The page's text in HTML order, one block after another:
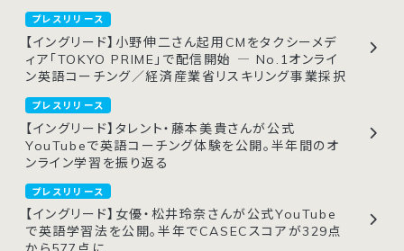
プレスリリース
【イングリード】小野伸二さん起用CMをタクシーメデ
ィア「TOKYO PRIME」で配信開始 ― No.1オンライ
ン英語コーチング／経済産業省リスキリング事業採択
プレスリリース
【イングリード】タレント・藤本美貴さんが公式
YouTubeで英語コーチング体験を公開。半年間のオ
ンライン学習を振り返る
プレスリリース
【イングリード】女優・松井玲奈さんが公式YouTube
で英語学習法を公開。半年でCASECスコアが329点